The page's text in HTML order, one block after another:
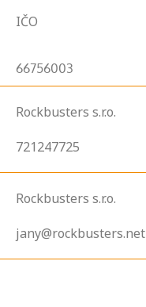
IČO
66756003
Rockbusters s.r.o.
721247725
Rockbusters s.r.o.
jany@rockbusters.net